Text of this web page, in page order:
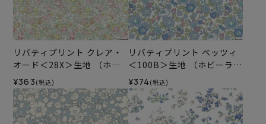
リバティプリント クレア・
オード＜28X＞生地 （ホビ
ーラホビーレオリジナル）2
024AW
¥363 (税込)
リバティプリント ベッツィ
＜100B＞生地 （ホビーラホ
ビーレオリジナル）2026SS
¥374 (税込)